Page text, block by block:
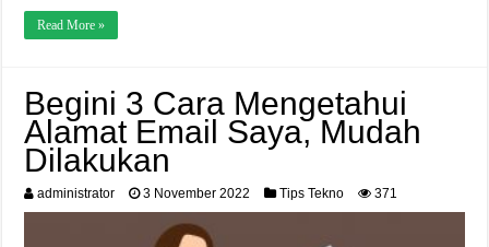
Read More »
Begini 3 Cara Mengetahui
Alamat Email Saya, Mudah
Dilakukan
administrator 3 November 2022 Tips Tekno 371